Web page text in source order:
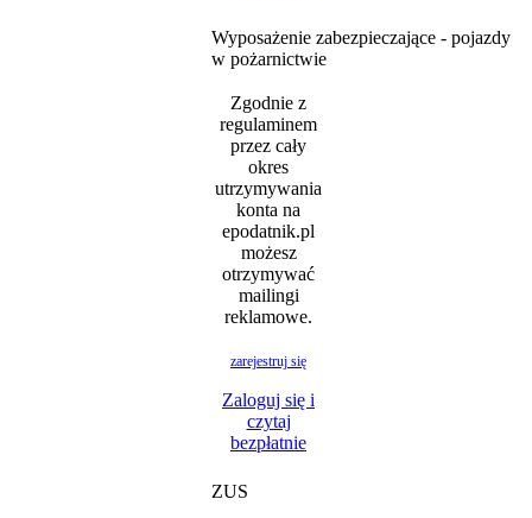
Wyposażenie zabezpieczające - pojazdy
w pożarnictwie
Zgodnie z
regulaminem
przez cały
okres
utrzymywania
konta na
epodatnik.pl
możesz
otrzymywać
mailingi
reklamowe.
zarejestruj się
Zaloguj się i
czytaj
bezpłatnie
ZUS